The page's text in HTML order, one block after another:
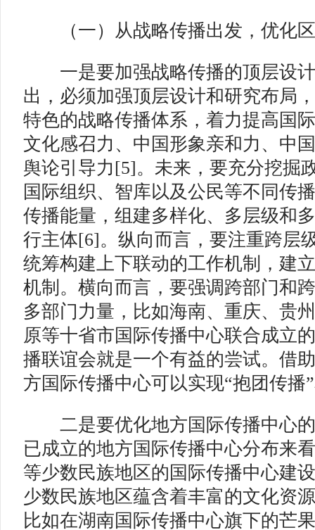
（一）从战略传播出发，优化
一是要加强战略传播的顶层设计
出，必须加强顶层设计和研究布局
特色的战略传播体系，着力提高国
文化感召力、中国形象亲和力、中
舆论引导力[5]。未来，要充分挖掘
国际组织、智库以及公民等不同传
传播能量，组建多样化、多层级和
行主体[6]。纵向而言，要注重跨层
统筹构建上下联动的工作机制，建
机制。横向而言，要强调跨部门和
多部门力量，比如海南、重庆、贵
原等十省市国际传播中心联合成立
播联谊会就是一个有益的尝试。借
方国际传播中心可以实现“抱团传播
二是要优化地方国际传播中心的
已成立的地方国际传播中心分布来
等少数民族地区的国际传播中心建
少数民族地区蕴含着丰富的文化资
比如在湖南国际传播中心旗下的芒